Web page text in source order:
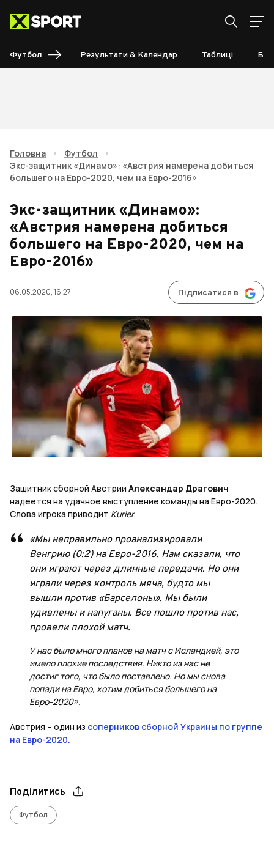
Футбол Результати & Календар Таблиці
Головна • Футбол
•
Экс-защитник «Динамо»: «Австрия намерена добиться
большего на Евро-2020, чем на Евро-2016»
Экс-защитник «Динамо»:
«Австрия намерена добиться
большего на Евро-2020, чем на
Евро-2016»
06.05.2020, 16:27 Підписатися в
Защитник сборной Австрии Александар Драгович
надеется на удачное выступление команды на Евро-2020.
Слова игрока приводит Kurier.
«Мы неправильно проанализировали
Венгрию (0:2) на Евро-2016. Нам сказали, что
они играют через длинные передачи. Но они
играли через контроль мяча, будто мы
вышли против «Барселоны». Мы были
удивлены и напуганы. Все пошло против нас,
провели плохой матч.
У нас было много планов на матч с Исландией, это
имело плохие последствия. Никто из нас не
достиг того, что было поставлено. Но мы снова
попади на Евро, хотим добиться большего на
Евро-2020».
Австрия – один из соперников сборной Украины по группе
на Евро-2020.
Поділитись
Футбол